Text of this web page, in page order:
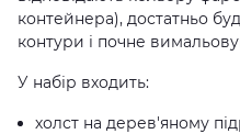
контейнера), достатньо
контури і почне
У набір входить:
холст на дерев'яному